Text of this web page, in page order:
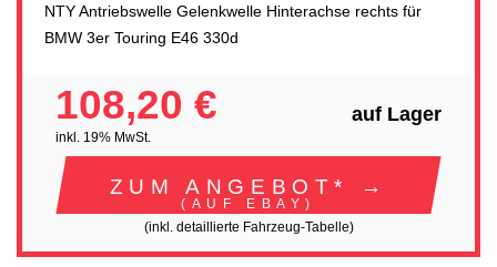
NTY Antriebswelle Gelenkwelle Hinterachse rechts für
BMW 3er Touring E46 330d
108,20 €
inkl. 19% MwSt.
auf Lager
ZUM ANGEBOT* →
(AUF EBAY)
(inkl. detaillierte Fahrzeug-Tabelle)